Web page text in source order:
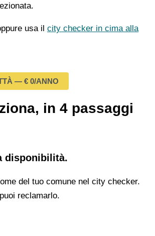
usa il city checker in cima alla
— € 0/ANNO
in 4 passaggi
disponibilità.
del tuo comune nel city checker.
reclamarlo.